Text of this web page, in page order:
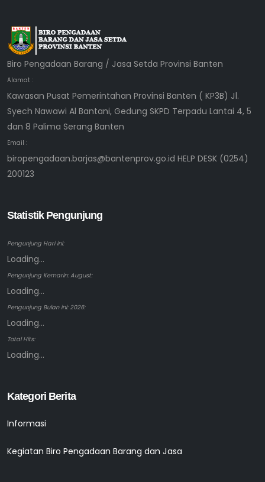
Biro Pengadaan Barang / Jasa Setda Provinsi Banten
Alamat :
Kawasan Pusat Pemerintahan Provinsi Banten ( KP3B) Jl.
Syech Nawawi Al Bantani, Gedung SKPD Terpadu Lantai 4, 5
dan 8 Palima Serang Banten
Email :
biropengadaan.barjas@bantenprov.go.id HELP DESK (0254)
200123
Statistik Pengunjung
Pengunjung Hari ini:
Loading...
Pengunjung Kemarin: August:
Loading...
Pengunjung Bulan ini: 2026:
Loading...
Total Hits:
Loading...
Kategori Berita
Informasi
Kegiatan Biro Pengadaan Barang dan Jasa